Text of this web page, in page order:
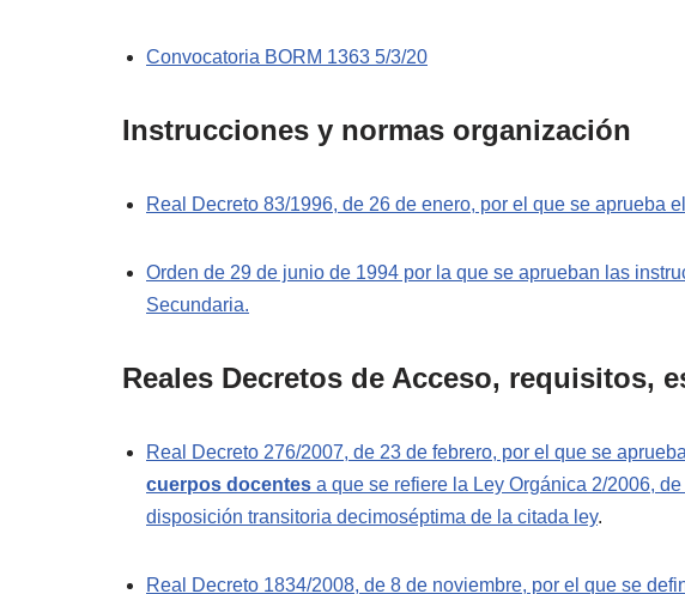
Convocatoria BORM 1363 5/3/20
Instrucciones y normas organización
Real Decreto 83/1996, de 26 de enero, por el que se aprueba
Orden de 29 de junio de 1994 por la que se aprueban las
Secundaria.
Reales Decretos de Acceso, requisitos,
Real Decreto 276/2007, de 23 de febrero, por el que se
cuerpos docentes a que se refiere la Ley Orgánica 2/2006,
disposición transitoria decimoséptima de la citada ley.
Real Decreto 1834/2008, de 8 de noviembre, por el que se